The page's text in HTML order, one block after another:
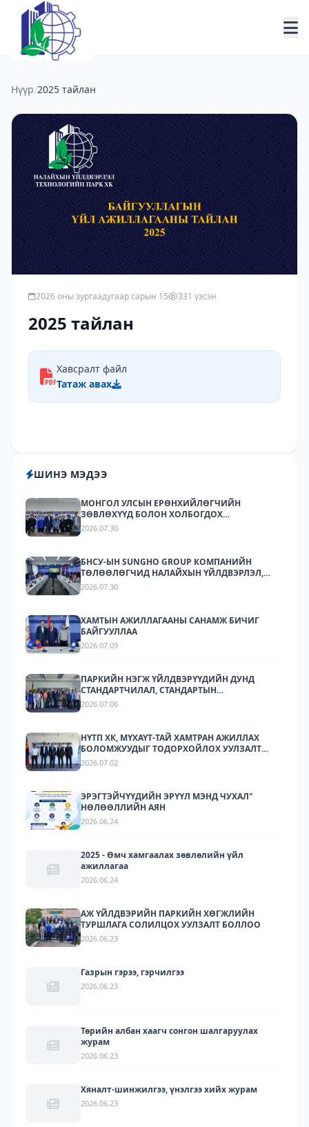
Нүүр/2025 тайлан
2026 оны зургаадугаар сарын 15 331 үзсэн
2025 тайлан
Хавсралт файл
Татаж авах
ШИНЭ МЭДЭЭ
МОНГОЛ УЛСЫН ЕРӨНХИЙЛӨГЧИЙН
ЗӨВЛӨХҮҮД БОЛОН ХОЛБОГДОХ
БАЙГУУЛЛАГУУДЫН ТӨЛӨӨЛӨЛ НАЛАЙХЫН
2026.07.30
БНСУ-ЫН SUNGHO GROUP КОМПАНИЙН
ТӨЛӨӨЛӨГЧИД НАЛАЙХЫН ҮЙЛДВЭРЛЭЛ,
ТЕХНОЛОГИЙН ПАРКТ АЖИЛЛАЛАА.
2026.07.30
ХАМТЫН АЖИЛЛАГААНЫ САНАМЖ БИЧИГ
БАЙГУУЛЛАА
2026.07.09
ПАРКИЙН НЭГЖ ҮЙЛДВЭРҮҮДИЙН ДУНД
СТАНДАРТЧИЛАЛ, СТАНДАРТЫН
ХЭРЭГЖИЛТИЙН ТАЛААР СУРГАЛТ,
2026.07.06
НҮТП ХК, МҮХАҮТ-ТАЙ ХАМТРАН АЖИЛЛАХ
БОЛОМЖУУДЫГ ТОДОРХОЙЛОХ УУЛЗАЛТ
ЗОХИОН БАЙГУУЛАГДЛАА.
2026.07.02
ЭРЭГТЭЙЧҮҮДИЙН ЭРҮҮЛ МЭНД ЧУХАЛ"
НӨЛӨӨЛЛИЙН АЯН
2026.06.24
2025 - Өмч хамгаалах зөвлөлийн үйл
ажиллагаа
2026.06.24
АЖ ҮЙЛДВЭРИЙН ПАРКИЙН ХӨГЖЛИЙН
ТУРШЛАГА СОЛИЛЦОХ УУЛЗАЛТ БОЛЛОО
2026.06.23
Газрын гэрээ, гэрчилгээ
2026.06.23
Төрийн албан хаагч сонгон шалгаруулах
журам
2026.06.23
Хяналт-шинжилгээ, үнэлгээ хийх журам
2026.06.23